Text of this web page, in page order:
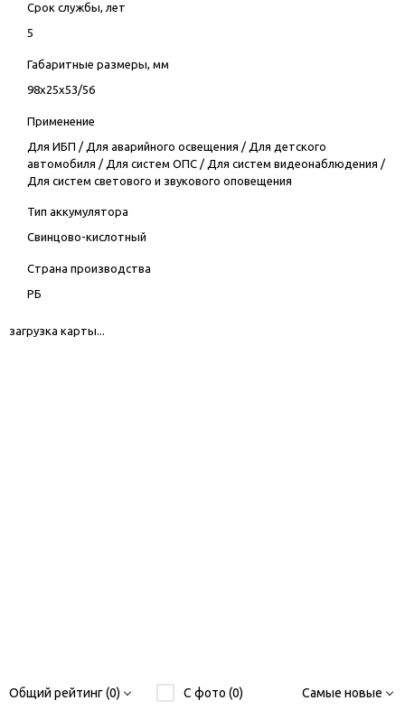
Срок службы, лет
5
Габаритные размеры, мм
98х25х53/56
Применение
Для ИБП / Для аварийного освещения / Для детского
автомобиля / Для систем ОПС/ Для систем видеонаблюдения /
Для систем светового и звукового оповещения
Тип аккумулятора
Свинцово-кислотный
Страна производства
РБ
загрузка карты...
Общий рейтинг (0) С фото (0) Самые новые